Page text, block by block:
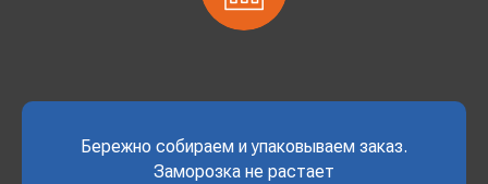
Бережно собираем и упаковываем заказ.
Заморозка не растает